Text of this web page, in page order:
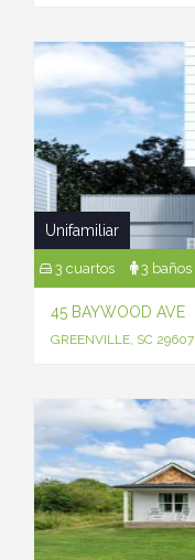
Unifamiliar
3 cuartos 3 baños
45 BAYWOOD AVE
GREENVILLE, SC 29607